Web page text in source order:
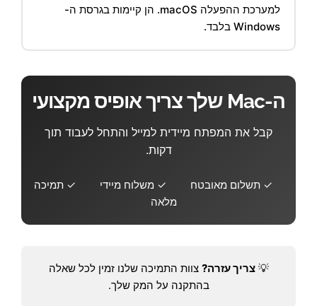
למערכת ההפעלה macOS. הן קיימות בגרסת ה-
Windows בלבד.
ה-Mac שלך צריך אופיס מקצועי
קבל את המפתח מיידית למייל והתחל לעבוד תוך
דקות.
✓ תשלום מאובטח ✓ משלוח מיידי
✓ תמיכה
מלאה
💡צריך עזרה? צוות התמיכה שלנו זמין לכל שאלה
בהתקנה על המק שלך.